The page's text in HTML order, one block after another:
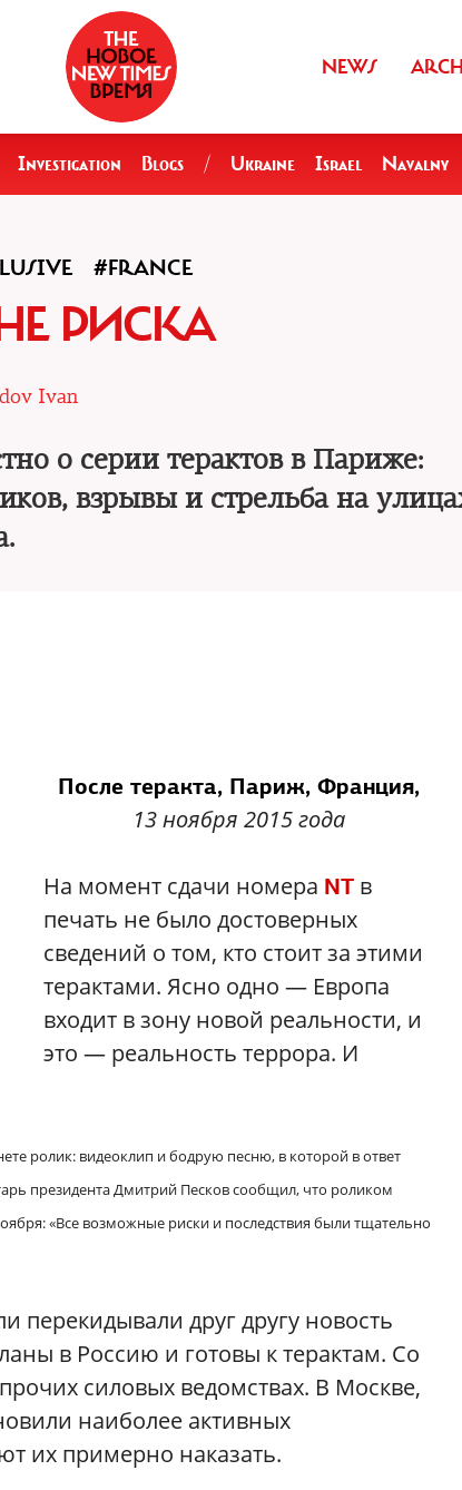
NEWS
Investigation Blogs / Ukraine Israel Navalny
#FRANCE
РИСКА
Ivan
о серии терактов в Париже:
взрывы и стрельба на
После теракта, Париж, Франция,
13 ноября 2015 года
На момент сдачи номера NT в
печать не было достоверных
сведений о том, кто стоит за этими
терактами. Ясно одно — Европа
входит в зону новой реальности, и
это — реальность террора. И
ролик: видеоклип и бодрую песню, в которой в ответ
президента Дмитрий Песков сообщил, что роликом
«Все возможные риски и последствия были тщательно
перекидывали друг другу новость
в Россию и готовы к терактам. Со
силовых ведомствах. В Москве,
наиболее активных
их примерно наказать.